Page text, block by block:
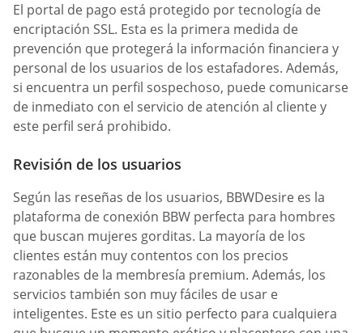
El portal de pago está protegido por tecnología de
encriptación SSL. Esta es la primera medida de
prevención que protegerá la información financiera y
personal de los usuarios de los estafadores. Además,
si encuentra un perfil sospechoso, puede comunicarse
de inmediato con el servicio de atención al cliente y
este perfil será prohibido.
Revisión de los usuarios
Según las reseñas de los usuarios, BBWDesire es la
plataforma de conexión BBW perfecta para hombres
que buscan mujeres gorditas. La mayoría de los
clientes están muy contentos con los precios
razonables de la membresía premium. Además, los
servicios también son muy fáciles de usar e
inteligentes. Este es un sitio perfecto para cualquiera